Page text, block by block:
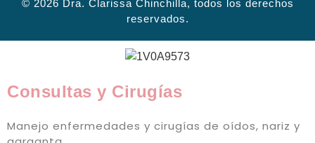
© 2026 Dra. Clarissa Chinchilla, todos los derechos
reservados.
Consultas y Cirugías
Manejo enfermedades y cirugías de oídos, nariz y